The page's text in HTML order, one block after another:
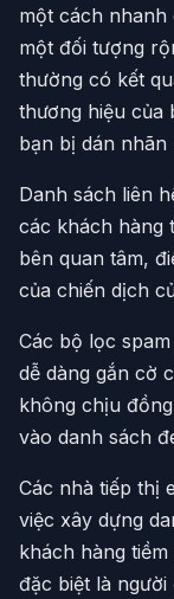
một cách nhanh
một đối tượng
thường có kết
thương hiệu của
bạn bị dán nhãn
Danh sách liên
các khách hàng
bên quan tâm,
của chiến dịch
Các bộ lọc
dễ dàng gắn cờ
không chịu
vào danh sách
Các nhà tiếp thị
việc xây dựng
khách hàng
đặc biệt là